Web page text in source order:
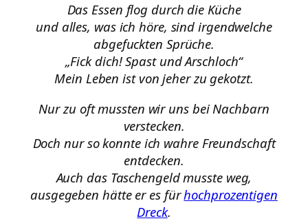
Das Essen flog durch die Küche
und alles, was ich höre, sind irgendwelche
abgefuckten Sprüche.
„Fick dich! Spast und Arschloch“
Mein Leben ist von jeher zu gekotzt.
Nur zu oft mussten wir uns bei Nachbarn
verstecken.
Doch nur so konnte ich wahre Freundschaft
entdecken.
Auch das Taschengeld musste weg,
ausgegeben hätte er es fürhochprozentigen
Dreck.